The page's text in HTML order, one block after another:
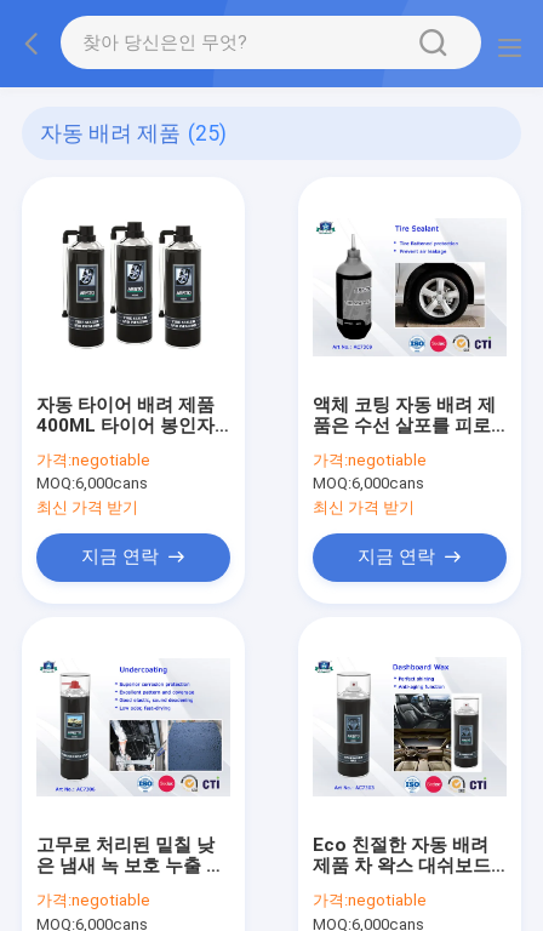
자동 배려 제품 (25)
자동 타이어 배려 제품
400ML 타이어 봉인자
액체 코팅
가격:negotiable
MOQ:6,000cans
최신 가격 받기
지금 연락
액체 코팅 자동 배려 제
품은 수선 살포를 피로
치 OEM 타이어 실란트
400ml를 피로하게 합니
다
가격:negotiable
MOQ:6,000cans
최신 가격 받기
지금 연락
고무로 처리된 밑칠 낮
은 냄새 녹 보호 누출 고
가격:negotiable
MOQ:6,000cans
Eco 친절한 자동 배려
제품 차 왁스 대쉬보드
조종실 살포 400ml
가격:negotiable
MOQ:6,000cans